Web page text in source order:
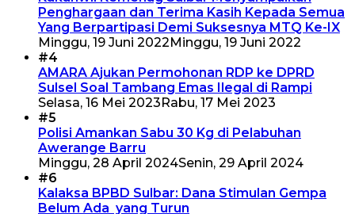
Penghargaan dan Terima Kasih Kepada Semua
Yang Berpartipasi Demi Suksesnya MTQ Ke-IX
Minggu, 19 Juni 2022 Minggu, 19 Juni 2022
#4
AMARA Ajukan Permohonan RDP ke DPRD
Sulsel Soal Tambang Emas Ilegal di Rampi
Selasa, 16 Mei 2023 Rabu, 17 Mei 2023
#5
Polisi Amankan Sabu 30 Kg di Pelabuhan
Awerange Barru
Minggu, 28 April 2024Senin, 29 April 2024
#6
Kalaksa BPBD Sulbar: Dana Stimulan Gempa
Belum Ada yang Turun